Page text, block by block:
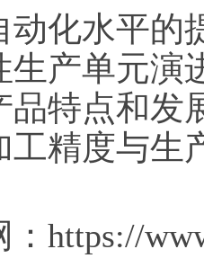
动化水平的
生产单元演
品特点和发
工精度与生
https://